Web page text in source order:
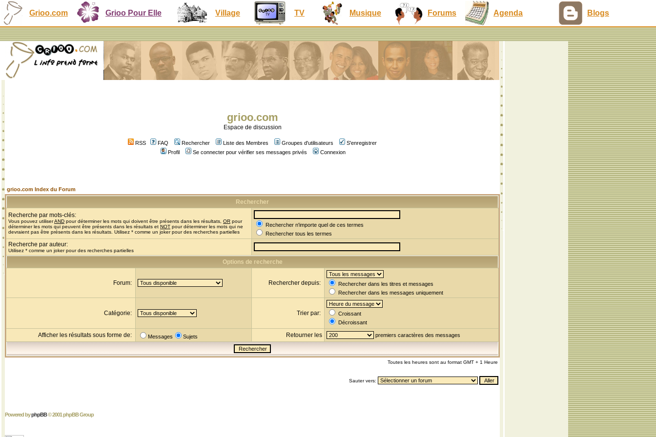
Grioo.com Grioo Pour Elle Village TV Musique Forums Agenda Blogs
grioo.com
Espace de discussion
RSS FAQ Rechercher Liste des Membres Groupes d'utilisateurs
S'enregistrer
Profil
Se connecter pour vérifier ses messages privés Connexion
grioo.com Index du Forum
Rechercher
Recherche par mots-clés:
Vous pouvez utiliserAND pour déterminer les mots qui doivent être présents dans les résultats, OR pour
déterminer les mots qui peuvent être présents dans les résultats et NOT pour déterminer les mots qui ne
devraient pas être présents dans les résultats. Utilisez * comme un joker pour des recherches partielles
Rechercher n'importe quel de ces termes
Rechercher tous les termes
Recherche par auteur:
Utilisez * comme un joker pour des recherches partielles
Options de recherche
Forum: Rechercher depuis:
Rechercher dans les titres et messages
Rechercher dans les messages uniquement
Catégorie: Trier par:
Croissant
Décroissant
Afficher les résultats sous forme de: Messages Sujets Retourner les premiers caractères des messages
Toutes les heures sont au format GMT + 1 Heure
Sauter vers:
Powered byphpBB© 2001 phpBB Group